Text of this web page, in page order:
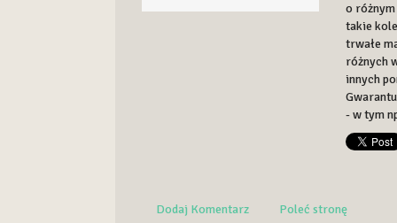
o
takie
trwałe
różnych
innych
- w tym
Dodaj Komentarz Poleć stronę